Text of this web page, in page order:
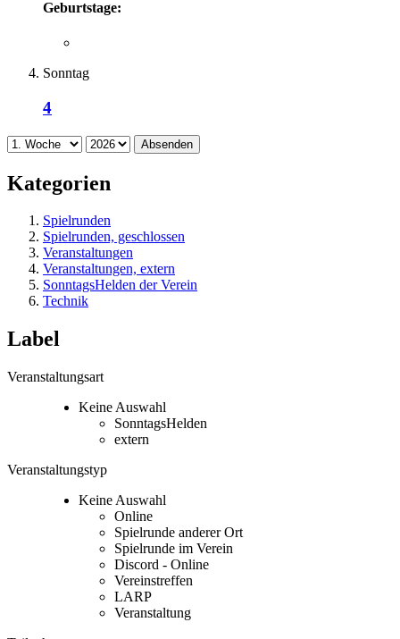
Geburtstage:
Sonntag
4
Absenden
Kategorien
Spielrunden
Spielrunden, geschlossen
Veranstaltungen
Veranstaltungen, extern
SonntagsHelden der Verein
Technik
Label
Veranstaltungsart
Keine Auswahl
SonntagsHelden
extern
Veranstaltungstyp
Keine Auswahl
Online
Spielrunde anderer Ort
Spielrunde im Verein
Discord - Online
Vereinstreffen
LARP
Veranstaltung